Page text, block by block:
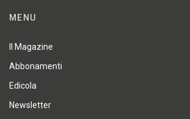
MENU
Il Magazine
Abbonamenti
Edicola
Newsletter